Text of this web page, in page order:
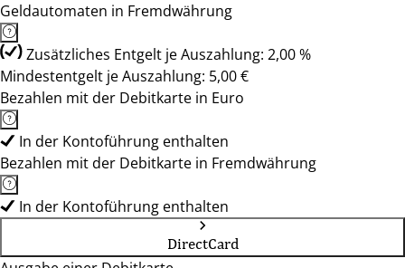
Geldautomaten in Fremdwährung
Zusätzliches Entgelt je Auszahlung: 2,00 %
Mindestentgelt je Auszahlung: 5,00 €
Bezahlen mit der Debitkarte in Euro
In der Kontoführung enthalten
Bezahlen mit der Debitkarte in Fremdwährung
In der Kontoführung enthalten
DirectCard